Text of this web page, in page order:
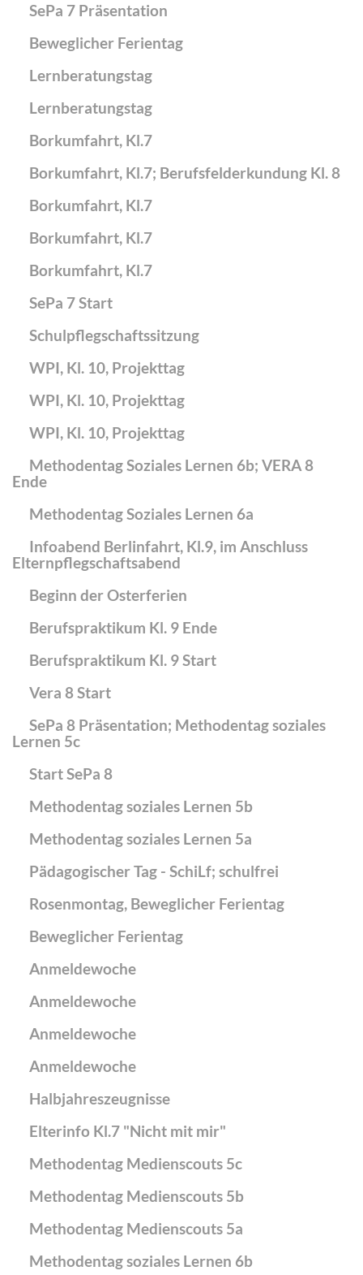
SePa 7 Präsentation
Beweglicher Ferientag
Lernberatungstag
Lernberatungstag
Borkumfahrt, Kl.7
Borkumfahrt, Kl.7; Berufsfelderkundung Kl. 8
Borkumfahrt, Kl.7
Borkumfahrt, Kl.7
Borkumfahrt, Kl.7
SePa 7 Start
Schulpflegschaftssitzung
WPI, Kl. 10, Projekttag
WPI, Kl. 10, Projekttag
WPI, Kl. 10, Projekttag
Methodentag Soziales Lernen 6b; VERA 8
Ende
Methodentag Soziales Lernen 6a
Infoabend Berlinfahrt, Kl.9, im Anschluss
Elternpflegschaftsabend
Beginn der Osterferien
Berufspraktikum Kl. 9 Ende
Berufspraktikum Kl. 9 Start
Vera 8 Start
SePa 8 Präsentation; Methodentag soziales
Lernen 5c
Start SePa 8
Methodentag soziales Lernen 5b
Methodentag soziales Lernen 5a
Pädagogischer Tag - SchiLf; schulfrei
Rosenmontag, Beweglicher Ferientag
Beweglicher Ferientag
Anmeldewoche
Anmeldewoche
Anmeldewoche
Anmeldewoche
Halbjahreszeugnisse
Elterinfo Kl.7 "Nicht mit mir"
Methodentag Medienscouts 5c
Methodentag Medienscouts 5b
Methodentag Medienscouts 5a
Methodentag soziales Lernen 6b